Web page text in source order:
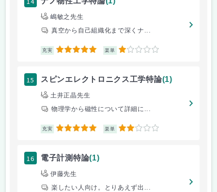
嶋敏之先生
真空から自己組織化まで深くナ...
充実 5 楽単 1
15 スピンエレクトロニクス工学特論(1)
土井正晶先生
物理学から磁性について詳細に...
充実 5 楽単 2
16 電子計測特論(1)
伊藤先生
楽したい人向け。とりあえず出...